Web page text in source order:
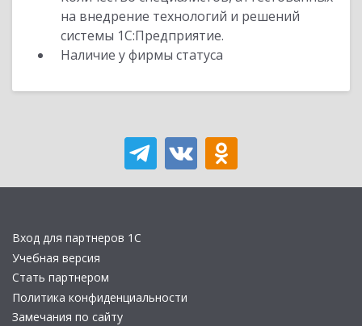
на внедрение технологий и решений
системы 1С:Предприятие.
Наличие у фирмы статуса
Вход для партнеров 1С
Учебная версия
Стать партнером
Политика конфиденциальности
Замечания по сайту